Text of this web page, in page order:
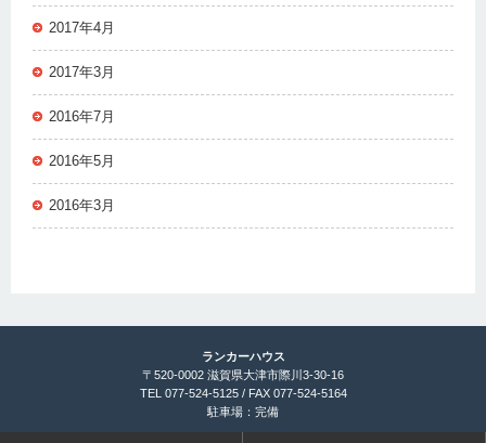
2017年4月
2017年3月
2016年7月
2016年5月
2016年3月
ランカーハウス
〒520-0002 滋賀県大津市際川3-30-16
TEL 077-524-5125 / FAX 077-524-5164
駐車場：完備